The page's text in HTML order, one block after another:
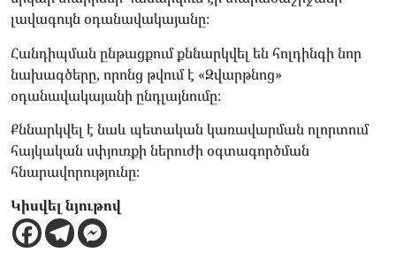
լավագույն օդանավակայանը։
Հանդիպման ընթացքում քննարկվել են հոլդինգի նոր
նախագծերը, որոնց թվում է «Զվարթնոց»
օդանավակայանի ընդլայնումը։
Քննարկվել է նաև պետական կառավարման ոլորտում
հայկական սփյուռքի ներուժի օգտագործման
հնարավորությունը։
Կիսվել նյութով